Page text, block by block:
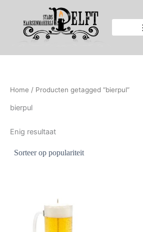
Home / Producten getagged “bierpul”
bierpul
Enig resultaat